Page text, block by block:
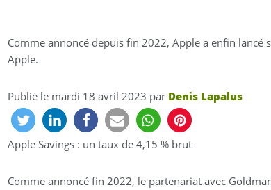
Comme annoncé depuis fin 2022, Apple a enfin lancé
Apple.
Publié le mardi 18 avril 2023 par Denis Lapalus
Apple Savings : un taux de 4,15 % brut
Comme annoncé fin 2022, le partenariat avec